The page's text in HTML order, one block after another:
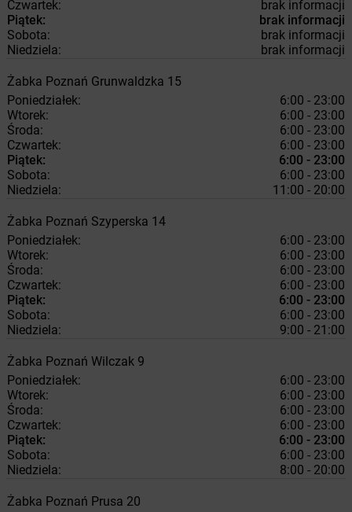
Czwartek:
brak informacji
Piątek:
brak informacji
Sobota:
brak informacji
Niedziela:
brak informacji
Żabka Poznań Grunwaldzka 15
Poniedziałek:
6:00 - 23:00
Wtorek:
6:00 - 23:00
Środa:
6:00 - 23:00
Czwartek:
6:00 - 23:00
Piątek:
6:00 - 23:00
Sobota:
6:00 - 23:00
Niedziela:
11:00 - 20:00
Żabka Poznań Szyperska 14
Poniedziałek:
6:00 - 23:00
Wtorek:
6:00 - 23:00
Środa:
6:00 - 23:00
Czwartek:
6:00 - 23:00
Piątek:
6:00 - 23:00
Sobota:
6:00 - 23:00
Niedziela:
9:00 - 21:00
Żabka Poznań Wilczak 9
Poniedziałek:
6:00 - 23:00
Wtorek:
6:00 - 23:00
Środa:
6:00 - 23:00
Czwartek:
6:00 - 23:00
Piątek:
6:00 - 23:00
Sobota:
6:00 - 23:00
Niedziela:
8:00 - 20:00
Żabka Poznań Prusa 20